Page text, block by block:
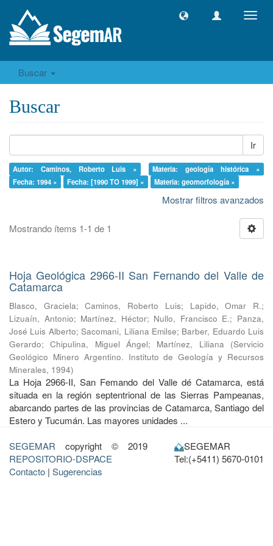
Buscar
Buscar
Ir
Autor: Caminos, Roberto Luis ×
Materia: geología histórica ×
Fecha: 1994 ×
Fecha: [1990 TO 1999] × Materia: geomorfología ×
Mostrar filtros avanzados
Mostrando ítems 1-1 de 1
Hoja Geológica 2966-II San Fernando del Valle de
Catamarca
Blasco, Graciela;Caminos, Roberto Luis; Lapido, Omar R.;
Lizuaín, Antonio; Martínez, Héctor; Nullo, Francisco E.; Panza,
José Luis Alberto;Sacomani, Liliana Emilse; Barber, Eduardo Luis
Gerardo;Chipulina, Miguel Ángel; Martínez, Liliana (Servicio
Geológico Minero Argentino. Instituto de Geología y Recursos
Minerales, 1994)
La Hoja 2966-II, San Femando del Valle dé Catamarca, está
situada en la región septentrional de las Sierras Pampeanas,
abarcando partes de las provincias de Catamarca, Santiago del
Estero y Tucumán. Las mayores unidades ...
SEGEMAR copyright © 2019
REPOSITORIO-DSPACE
Contacto | Sugerencias
SEGEMAR
Tel:(+5411) 5670-0101